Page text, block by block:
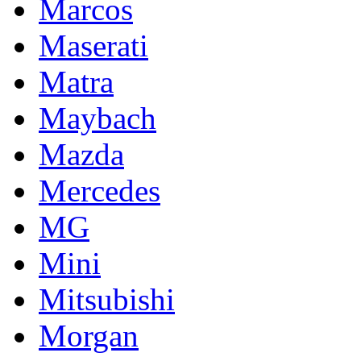
Marcos
Maserati
Matra
Maybach
Mazda
Mercedes
MG
Mini
Mitsubishi
Morgan